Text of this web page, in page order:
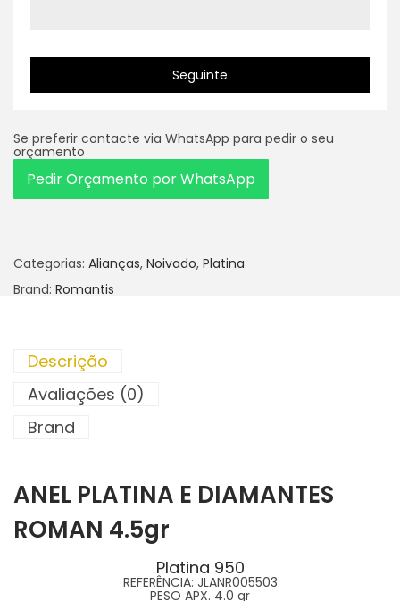
Seguinte
Se preferir contacte via WhatsApp para pedir o seu
orçamento
Pedir Orçamento por WhatsApp
Categorias: Alianças, Noivado, Platina
Brand: Romantis
Descrição
Avaliações (0)
Brand
ANEL PLATINA E DIAMANTES
ROMAN 4.5gr
Platina 950
REFERÊNCIA: JLANR005503
PESO APX. 4.0 gr